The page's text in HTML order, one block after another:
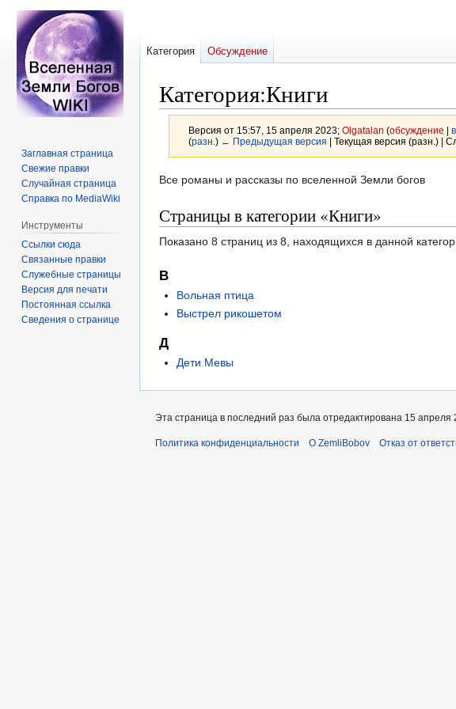
Категория:Книги
Версия от 15:57, 15 апреля 2023; Olgatalan (обсуждение
(разн. ) ← Предыдущая версия | Текущая версия (разн.) |
Перейти
навигации
Перейти
поиску
Все романы и рассказы по вселенной Земли богов
Страницы в категории «Книги»
Показано 8 страниц из 8, находящихся в данной
В
Вольная птица
Выстрел рикошетом
Д
Дети Мевы
Категория Обсуждение
Заглавная страница
Свежие правки
Случайная страница
Справка по MediaWiki
Инструменты
Ссылки сюда
Связанные правки
Служебные страницы
Версия для печати
Постоянная ссылка
Сведения о странице
Эта страница в последний раз была отредактирована 15 апреля
Политика конфиденциальности О ZemliBobov Отказ от